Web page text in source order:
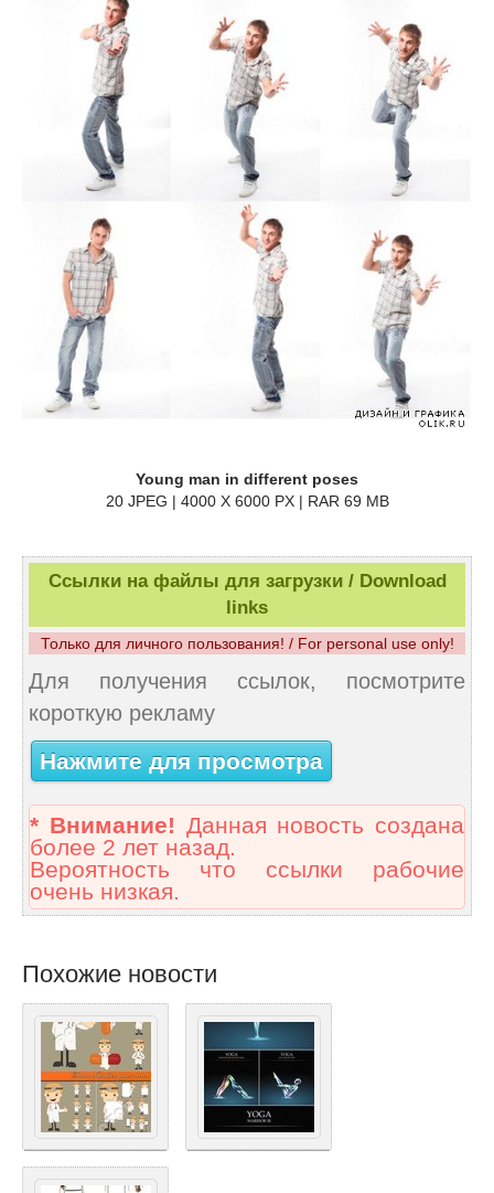
Young man in different poses
20 JPEG | 4000 X 6000 PX | RAR 69 MB
Ссылки на файлы для загрузки / Download
links
Только для личного пользования! / For personal use only!
Для получения ссылок, посмотрите
короткую рекламу
Нажмите для просмотра
* Внимание! Данная новость создана
более 2 лет назад.
Вероятность что ссылки рабочие
очень низкая.
Похожие новости